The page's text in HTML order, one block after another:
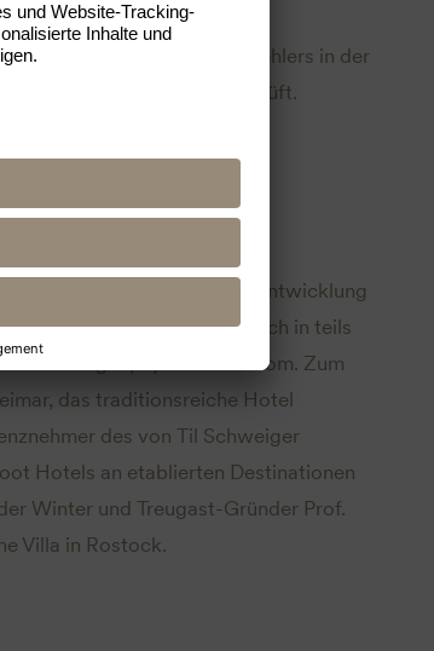
auch der Ursprung des Fehlers in der
gegen Verantwortliche geprüft.
auf den Betrieb und die Entwicklung
arcona Häuser befinden sich in teils
wie Rügen, Sylt und Usedom. Zum
das traditionsreiche Hotel
des von Til Schweiger
Hotels an etablierten Destinationen
Winter und Treugast-Gründer Prof.
Villa in Rostock.